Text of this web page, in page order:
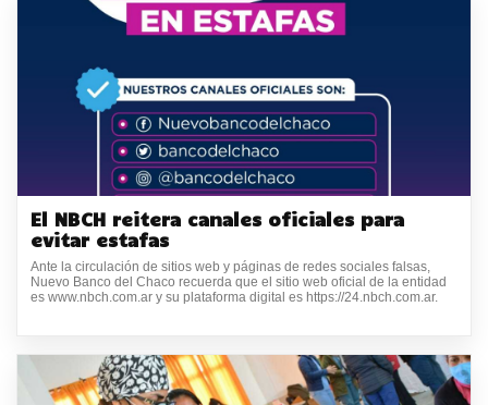
El NBCH reitera canales oficiales para
evitar estafas
Ante la circulación de sitios web y páginas de redes sociales falsas,
Nuevo Banco del Chaco recuerda que el sitio web oficial de la entidad
es www.nbch.com.ar y su plataforma digital es https://24.nbch.com.ar.